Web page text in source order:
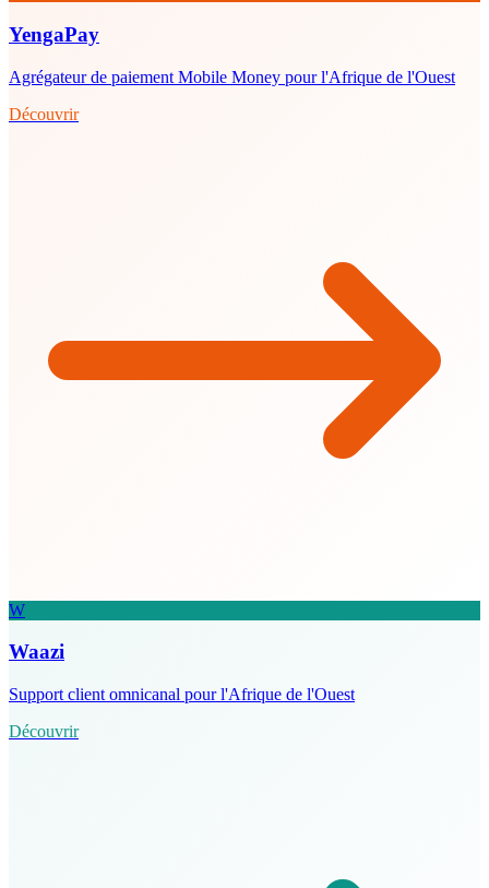
YengaPay
Agrégateur de paiement Mobile Money pour l'Afrique de l'Ouest
Découvrir
W
Waazi
Support client omnicanal pour l'Afrique de l'Ouest
Découvrir